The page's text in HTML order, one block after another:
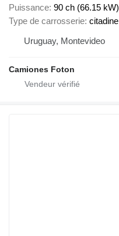
Puissance 90 ch (66.15 kW)
Type de carrosserie citadine
Uruguay, Montevideo
Camiones Foton